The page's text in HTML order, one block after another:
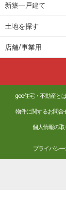
新築一戸建て
土地を探す
店舗/事業用
goo住宅・不動産とは
物件に関するお問合
個人情報の
プライバシ